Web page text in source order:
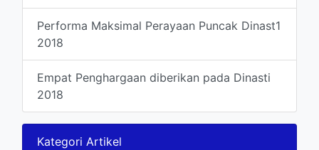
Performa Maksimal Perayaan Puncak Dinast1
2018
Empat Penghargaan diberikan pada Dinasti
2018
Kategori Artikel